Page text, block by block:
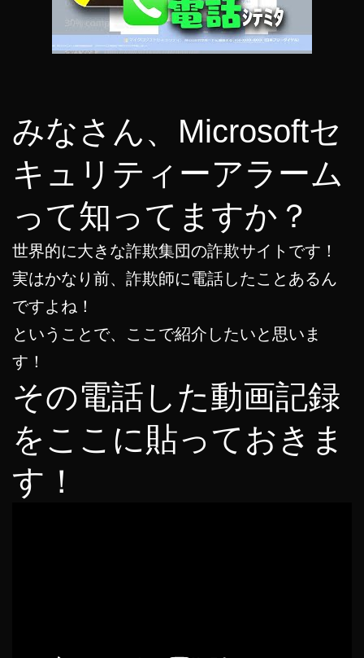
みなさん、Microsoftセ
キュリティーアラーム
って知ってますか？
世界的に大きな詐欺集団の詐欺サイトです！
実はかなり前、詐欺師に電話したことあるん
ですよね！
ということで、ここで紹介したいと思いま
す！
その電話した動画記録
をここに貼っておきま
す！